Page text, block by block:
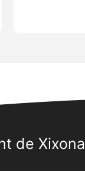
de Xixona